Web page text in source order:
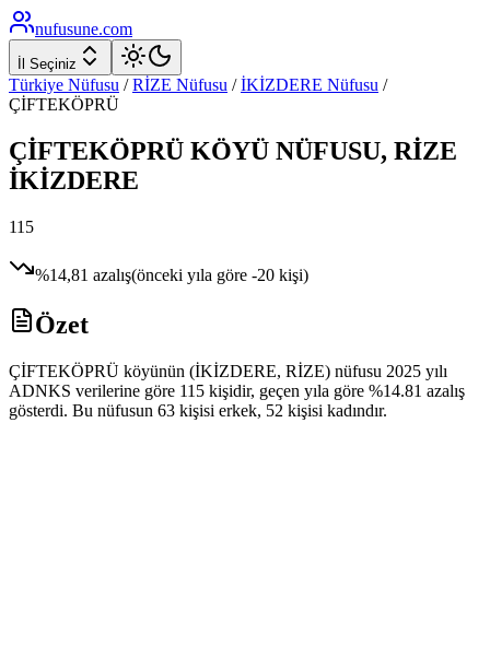
nufusune.com
İl Seçiniz
Türkiye Nüfusu / RİZE Nüfusu / İKİZDERE Nüfusu /
ÇİFTEKÖPRÜ
ÇİFTEKÖPRÜ KÖYÜ NÜFUSU, RİZE
İKİZDERE
115
%14,81 azalış(önceki yıla göre -20 kişi)
Özet
ÇİFTEKÖPRÜ köyünün (İKİZDERE, RİZE) nüfusu 2025 yılı
ADNKS verilerine göre 115 kişidir, geçen yıla göre %14.81 azalış
gösterdi. Bu nüfusun 63 kişisi erkek, 52 kişisi kadındır.